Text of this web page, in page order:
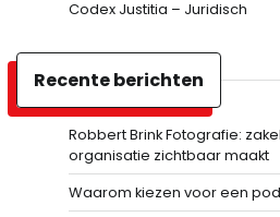
Codex Justitia – Juridisch
Recente berichten
Robbert Brink Fotografie:
organisatie zichtbaar maakt
Waarom kiezen voor een